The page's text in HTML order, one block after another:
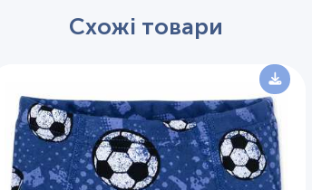
Схожі товари